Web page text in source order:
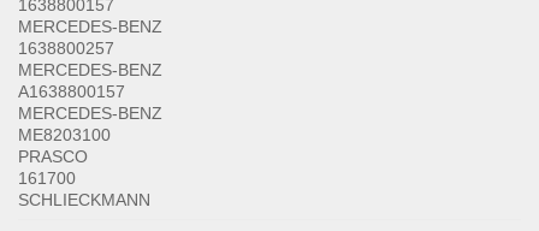
1638800157
MERCEDES-BENZ
1638800257
MERCEDES-BENZ
A1638800157
MERCEDES-BENZ
ME8203100
PRASCO
161700
SCHLIECKMANN